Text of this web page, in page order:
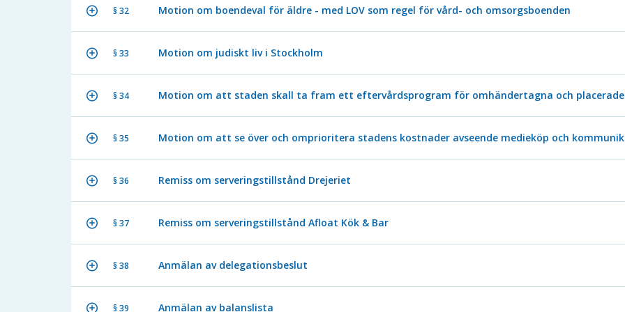
§ 32 Motion om boendeval för äldre - med LOV som regel för vård- och omsorgsboenden
§ 33 Motion om judiskt liv i Stockholm
§ 34 Motion om att staden skall ta fram ett eftervårdsprogram för omhändertagna och
§ 35 Motion om att se över och omprioritera stadens kostnader avseende medieköp och
§ 36 Remiss om serveringstillstånd Drejeriet
§ 37 Remiss om serveringstillstånd Afloat Kök & Bar
§ 38 Anmälan av delegationsbeslut
§ 39 Anmälan av balanslista